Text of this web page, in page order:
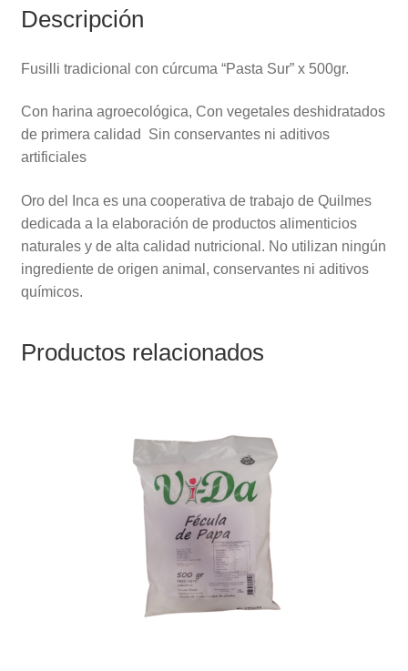
Descripción
Fusilli tradicional con cúrcuma “Pasta Sur” x 500gr.
Con harina agroecológica, Con vegetales deshidratados
de primera calidad Sin conservantes ni aditivos
artificiales
Oro del Inca es una cooperativa de trabajo de Quilmes
dedicada a la elaboración de productos alimenticios
naturales y de alta calidad nutricional. No utilizan ningún
ingrediente de origen animal, conservantes ni aditivos
químicos.
Productos relacionados